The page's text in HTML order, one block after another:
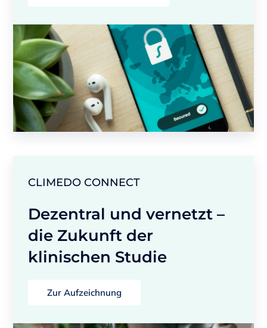
CLIMEDO CONNECT
Dezentral und vernetzt –
die Zukunft der
klinischen Studie
Zur Aufzeichnung